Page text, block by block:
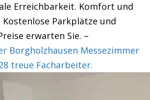
Erreichbarkeit. Komfort und
Parkplätze und
erwarten Sie. –
Borgholzhausen Messezimmer
treue Facharbeiter.